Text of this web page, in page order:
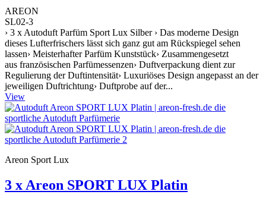
AREON
SL02-3
› 3 x Autoduft Parfüm Sport Lux Silber › Das moderne Design
dieses Lufterfrischers lässt sich ganz gut am Rückspiegel sehen
lassen› Meisterhafter Parfüm Kunststück› Zusammengesetzt
aus französischen Parfümessenzen› Duftverpackung dient zur
Regulierung der Duftintensität› Luxuriöses Design angepasst an der
jeweiligen Duftrichtung› Duftprobe auf der...
View
Areon Sport Lux
3 x Areon SPORT LUX Platin